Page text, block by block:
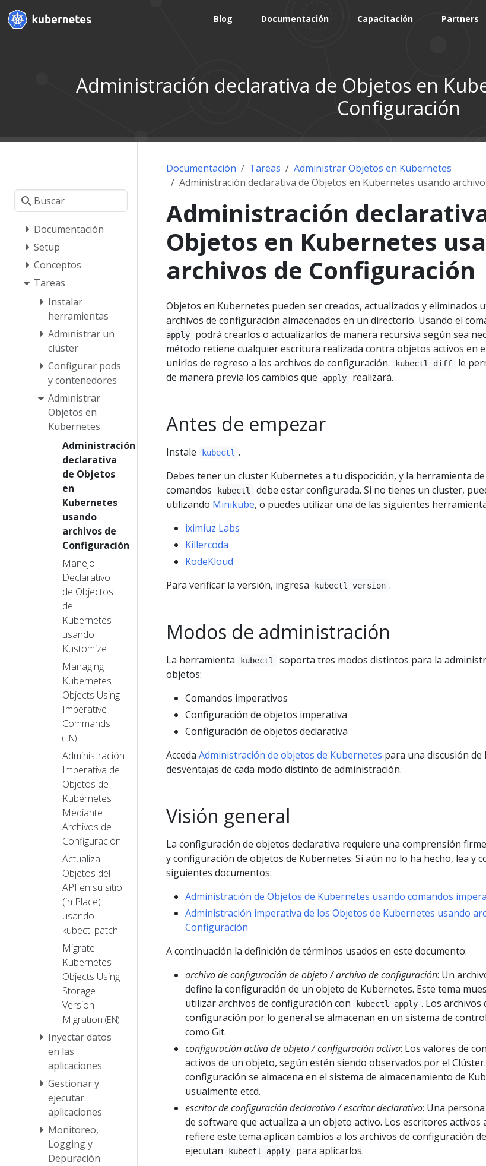
Blog Documentación Capacitación Partners
Administración declarativa de Objetos en
Configuración
Documentación
Setup
Conceptos
Tareas
Instalar
herramientas
Administrar un
clúster
Configurar pods
y contenedores
Administrar
Objetos en
Kubernetes
Administración
declarativa
de Objetos
en
Kubernetes
usando
archivos de
Configuración
Manejo
Declarativo
de Objectos
de
Kubernetes
usando
Kustomize
Managing
Kubernetes
Objects Using
Imperative
Commands
(EN)
Administración
Imperativa de
Objetos de
Kubernetes
Mediante
Archivos de
Configuración
Actualiza
Objetos del
API en su sitio
(in Place)
usando
kubectl patch
Migrate
Kubernetes
Objects Using
Storage
Version
Migration (EN)
Inyectar datos
en las
aplicaciones
Gestionar y
ejecutar
aplicaciones
Monitoreo,
Logging y
Depuración
Documentación Tareas
Administrar Objetos en Kubernetes
Administración declarativa de Objetos en Kubernetes usando
Administración
Objetos en Kubernetes
archivos de Configuración
Objetos en Kubernetes pueden ser creados, actualizados y eliminados
archivos de configuración almacenados en un directorio. Usando el
apply
podrá crearlos o actualizarlos de manera recursiva según sea
método retiene cualquier escritura realizada contra objetos activos en
unirlos de regreso a los archivos de configuración.
kubectl diff
le
de manera previa los cambios que
apply realizará.
Antes de empezar
Instale kubectl .
Debes tener un cluster Kubernetes a tu dispocición, y la herramienta
comandos
kubectl
debe estar configurada. Si no tienes un cluster,
utilizando Minikube, o puedes utilizar una de las siguientes
iximiuz Labs
Killercoda
KodeKloud
Para verificar la versión, ingresa
kubectl version .
Modos de administración
La herramienta kubectl
soporta tres modos distintos para la
objetos:
Comandos imperativos
Configuración de objetos imperativa
Configuración de objetos declarativa
Acceda Administración de objetos de Kubernetes para una discusión de
desventajas de cada modo distinto de administración.
Visión general
La configuración de objetos declarativa requiere una comprensión
y configuración de objetos de Kubernetes. Si aún no lo ha hecho, lea y
siguientes documentos:
Administración de Objetos de Kubernetes usando comandos
Administración imperativa de los Objetos de Kubernetes usando
Configuración
A continuación la definición de términos usados en este documento:
archivo de configuración de objeto / archivo de configuración: Un
define la configuración de un objeto de Kubernetes. Este tema
utilizar archivos de configuración con
kubectl apply . Los archivos
configuración por lo general se almacenan en un sistema de
como Git.
configuración activa de objeto / configuración activa: Los valores de
activos de un objeto, según estén siendo observados por el
configuración se almacena en el sistema de almacenamiento de
usualmente etcd.
escritor de configuración declarativo / escritor declarativo: Una
de software que actualiza a un objeto activo. Los escritores activos
refiere este tema aplican cambios a los archivos de configuración
ejecutan
kubectl apply para aplicarlos.